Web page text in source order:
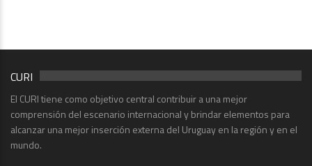
CURI
El CURI tiene como objetivo central contribuir a una mejor
comprensión del escenario internacional y brindar elementos para
alcanzar una mejor inserción externa del Uruguay en la región y en el
mundo.